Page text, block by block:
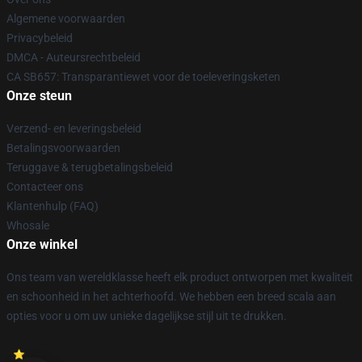
Algemene voorwaarden
Privacybeleid
DMCA - Auteursrechtbeleid
CA SB657: Transparantiewet voor de toeleveringsketen
Onze steun
Verzend- en leveringsbeleid
Betalingsvoorwaarden
Teruggave & terugbetalingsbeleid
Contacteer ons
Klantenhulp (FAQ)
Whosale
Onze winkel
Ons team van wereldklasse heeft elk product ontworpen met kwaliteit
en schoonheid in het achterhoofd. We hebben een breed scala aan
opties voor u om uw unieke dagelijkse stijl uit te drukken.